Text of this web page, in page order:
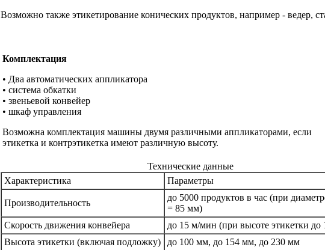
Возможно также этикетирование конических продуктов, например - ведер,
Комплектация
• Два автоматических аппликатора
• система обкатки
• звеньевой конвейер
• шкаф управления
Возможна комплектация машины двумя различными аппликаторами, если
этикетка и контрэтикетка имеют различную высоту.
Технические данные
Характеристика
Параметры
Производительность
до 5000 продуктов в час (при
= 85 мм)
Скорость движения конвейера
до 15 м/мин (при высоте этикетки до
Высота этикетки (включая подложку)
до 100 мм, до 154 мм, до 230 мм